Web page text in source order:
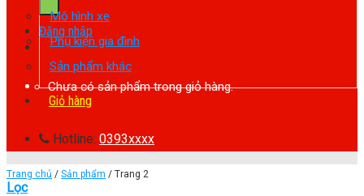
Đăng nhập
Chưa có sản phẩm trong giỏ hàng.
Mô hình xe
Phụ kiện gia đình
Sản phẩm khác
Giỏ hàng
Hotline: 0393xxxx
Trang chủ / Sản phẩm / Trang 2
Lọc